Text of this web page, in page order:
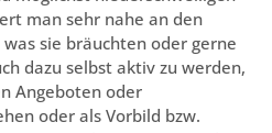
man sehr nahe an den
sie bräuchten oder gerne
dazu selbst aktiv zu werden,
Angeboten oder
oder als Vorbild bzw.